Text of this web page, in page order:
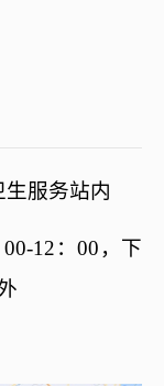
服务站内
12：00，下